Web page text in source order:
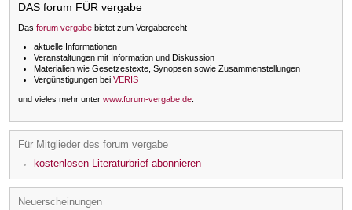
DAS forum FÜR vergabe
Das forum vergabe bietet zum Vergaberecht
aktuelle Informationen
Veranstaltungen mit Information und Diskussion
Materialien wie Gesetzestexte, Synopsen sowie Zusammenstellungen
Vergünstigungen bei VERIS
und vieles mehr unter www.forum-vergabe.de
Für Mitglieder des forum vergabe
kostenlosen Literaturbrief abonnieren
Neuerscheinungen